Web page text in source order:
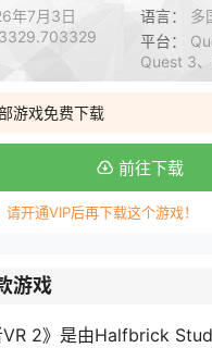
年7月3日
语言： 多
平台：
Quest 3
游戏免费下载
前往下载
开通VIP后再下载这个游戏！
游戏
VR 2》是由Halfbrick